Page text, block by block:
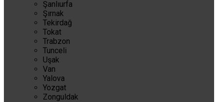
Şanlıurfa
Şırnak
Tekirdağ
Tokat
Trabzon
Tunceli
Uşak
Van
Yalova
Yozgat
Zonguldak